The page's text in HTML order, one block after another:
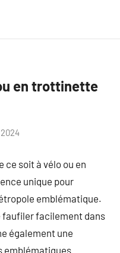
en trottinette
ce soit à vélo ou en
unique pour
emblématique.
faufiler facilement dans
également une
emblématiques